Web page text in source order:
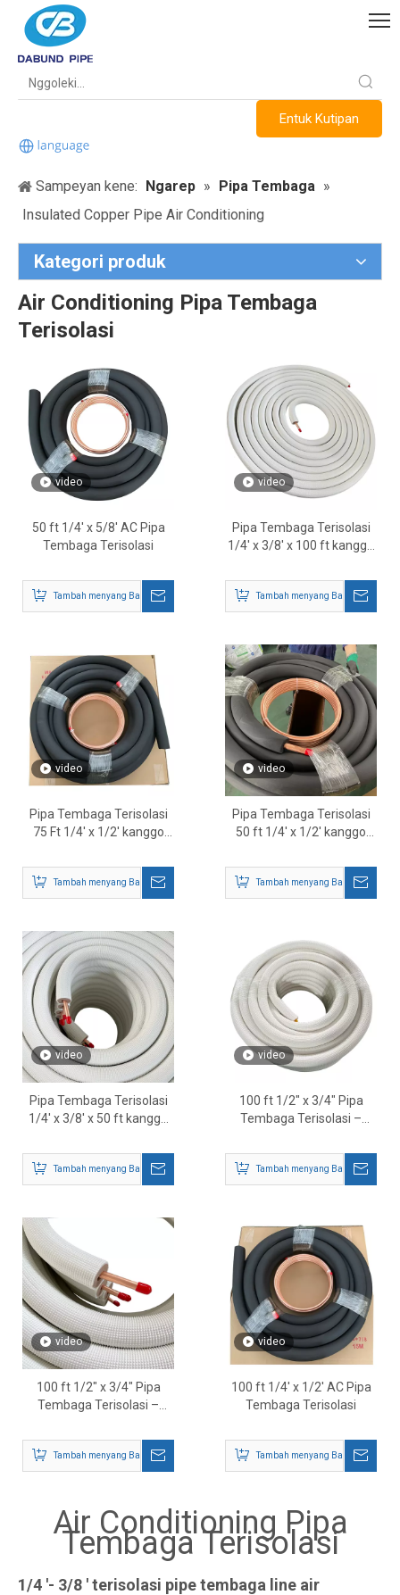
Entuk Kutipan
Sampeyan kene: Ngarep » Pipa Tembaga »
Insulated Copper Pipe Air Conditioning
Kategori produk
Air Conditioning Pipa Tembaga
Terisolasi
video
50 ft 1/4' x 5/8' AC Pipa
Tembaga Terisolasi
Tambah menyang Basket
video
Pipa Tembaga Terisolasi
1/4' x 3/8' x 100 ft kanggo
Pengkondisian Udara
Tambah menyang Basket
video
Pipa Tembaga Terisolasi
75 Ft 1/4' x 1/2' kanggo
Udara
Tambah menyang Basket
video
Pipa Tembaga Terisolasi
50 ft 1/4' x 1/2' kanggo
HVAC
Tambah menyang Basket
video
Pipa Tembaga Terisolasi
1/4' x 3/8' x 50 ft kanggo
Tambah menyang Basket
video
100 ft 1/2″ x 3/4″ Pipa
Tembaga Terisolasi –
Refrigerant AC
Tambah menyang Basket
video
100 ft 1/2″ x 3/4″ Pipa
Tembaga Terisolasi –
AC
Tambah menyang Basket
video
100 ft 1/4' x 1/2' AC Pipa
Tembaga Terisolasi
Tambah menyang Basket
Air Conditioning Pipa
Tembaga Terisolasi
1/4 '- 3/8 ' terisolasi pipe tembaga line air